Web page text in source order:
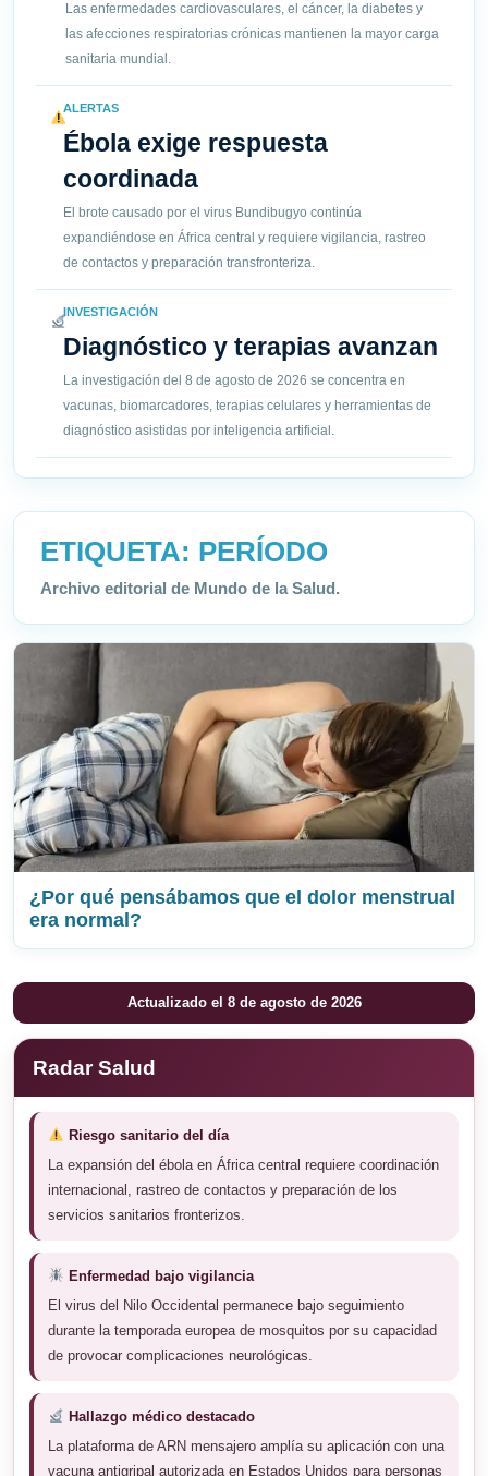
Las enfermedades cardiovasculares, el cáncer, la diabetes y
las afecciones respiratorias crónicas mantienen la mayor carga
sanitaria mundial.
ALERTAS
Ébola exige respuesta
coordinada
El brote causado por el virus Bundibugyo continúa
expandiéndose en África central y requiere vigilancia, rastreo
de contactos y preparación transfronteriza.
INVESTIGACIÓN
Diagnóstico y terapias avanzan
La investigación del 8 de agosto de 2026 se concentra en
vacunas, biomarcadores, terapias celulares y herramientas de
diagnóstico asistidas por inteligencia artificial.
ETIQUETA: PERÍODO
Archivo editorial de Mundo de la Salud.
¿Por qué pensábamos que el dolor menstrual
era normal?
Actualizado el 8 de agosto de 2026
Radar Salud
Riesgo sanitario del día
La expansión del ébola en África central requiere coordinación
internacional, rastreo de contactos y preparación de los
servicios sanitarios fronterizos.
Enfermedad bajo vigilancia
El virus del Nilo Occidental permanece bajo seguimiento
durante la temporada europea de mosquitos por su capacidad
de provocar complicaciones neurológicas.
Hallazgo médico destacado
La plataforma de ARN mensajero amplía su aplicación con una
vacuna antigripal autorizada en Estados Unidos para personas